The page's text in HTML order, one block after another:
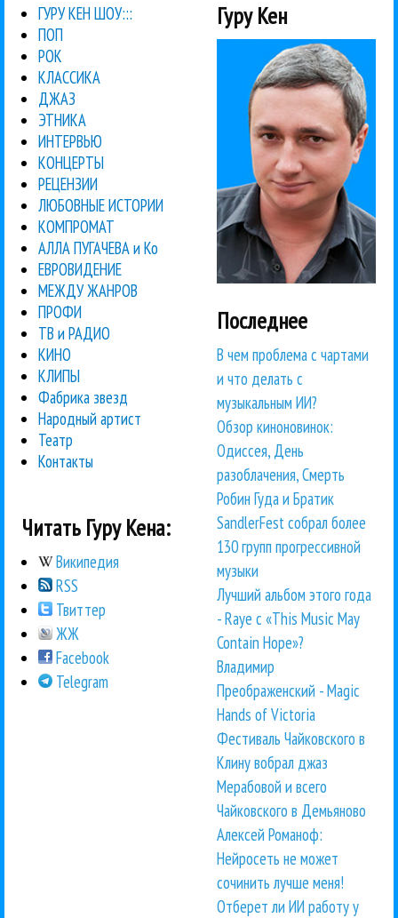
ГУРУ КЕН ШОУ:::
ПОП
РОК
КЛАССИКА
ДЖАЗ
ЭТНИКА
ИНТЕРВЬЮ
КОНЦЕРТЫ
РЕЦЕНЗИИ
ЛЮБОВНЫЕ ИСТОРИИ
КОМПРОМАТ
АЛЛА ПУГАЧЕВА и Ко
ЕВРОВИДЕНИЕ
МЕЖДУ ЖАНРОВ
ПРОФИ
ТВ и РАДИО
КИНО
КЛИПЫ
Фабрика звезд
Народный артист
Театр
Контакты
Читать Гуру Кена:
Википедия
RSS
Твиттер
ЖЖ
Facebook
Telegram
Гуру Кен
Последнее
В чем проблема с чартами
и что делать с
музыкальным ИИ?
Обзор киноновинок:
Одиссея, День
разоблачения, Смерть
Робин Гуда и Братик
SandlerFest собрал более
130 групп прогрессивной
музыки
Лучший альбом этого года
- Raye с «This Music May
Contain Hope»?
Владимир
Преображенский - Magic
Hands of Victoria
Фестиваль Чайковского в
Клину вобрал джаз
Мерабовой и всего
Чайковского в Демьяново
Алексей Романоф:
Нейросеть не может
сочинить лучше меня!
Отберет ли ИИ работу у